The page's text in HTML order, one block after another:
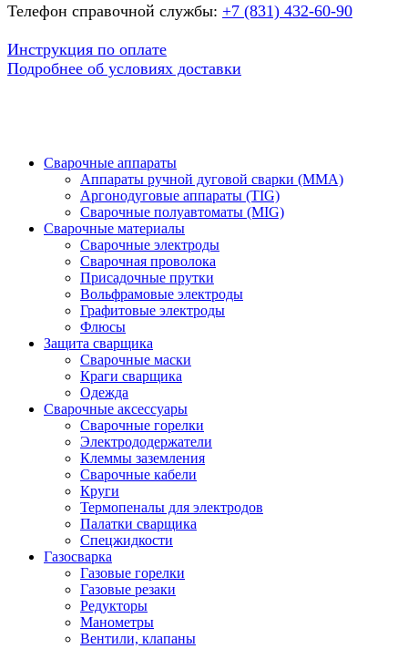
Телефон справочной службы: +7 (831) 432-60-90
Инструкция по оплате
Подробнее об условиях доставки
Сварочные аппараты
Аппараты ручной дуговой сварки (MMA)
Аргонодуговые аппараты (TIG)
Сварочные полуавтоматы (MIG)
Сварочные материалы
Сварочные электроды
Сварочная проволока
Присадочные прутки
Вольфрамовые электроды
Графитовые электроды
Флюсы
Защита сварщика
Сварочные маски
Краги сварщика
Одежда
Сварочные аксессуары
Сварочные горелки
Электрододержатели
Клеммы заземления
Сварочные кабели
Круги
Термопеналы для электродов
Палатки сварщика
Спецжидкости
Газосварка
Газовые горелки
Газовые резаки
Редукторы
Манометры
Вентили, клапаны